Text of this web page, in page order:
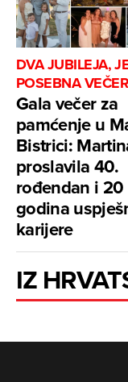
DVA JUBILEJA,
POSEBNA VEČER
Gala večer za
pamćenje u
Bistrici:
proslavila 40.
rođendan i 20
godina
karijere
IZ